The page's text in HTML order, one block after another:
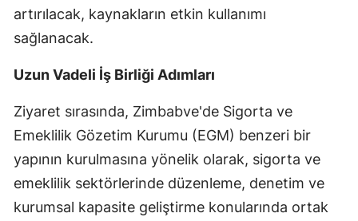
artırılacak, kaynakların etkin kullanımı
sağlanacak.
Uzun Vadeli İş Birliği Adımları
Ziyaret sırasında, Zimbabve'de Sigorta ve
Emeklilik Gözetim Kurumu (EGM) benzeri bir
yapının kurulmasına yönelik olarak, sigorta ve
emeklilik sektörlerinde düzenleme, denetim ve
kurumsal kapasite geliştirme konularında ortak